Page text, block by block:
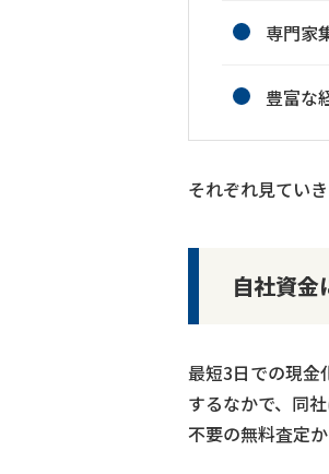
専門家
豊富な
それぞれ見ていき
自社資金
最短3日での現金
するなかで、同
不要の無料査定